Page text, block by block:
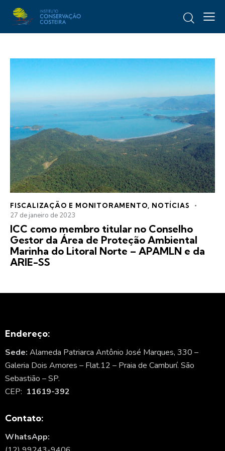
FISCALIZAÇÃO E MONITORAMENTO NOTÍCIAS
27 de janeiro de 2023
ICC como membro titular no Conselho
Gestor da Área de Proteção Ambiental
Marinha do Litoral Norte – APAMLN e da
ARIE-SS
Endereço:
Sede: Alameda Patriarca Antônio José Marques, 330 –
Galeria Dois Amores – Flat.12 – Praia de Camburí. São
Sebastião – SP.
CEP: 11619-392
Contato:
WhatsApp: